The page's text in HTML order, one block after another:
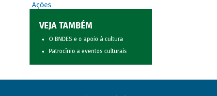
Ações
VEJA TAMBÉM
O BNDES e o apoio à cultura
Patrocínio a eventos culturais